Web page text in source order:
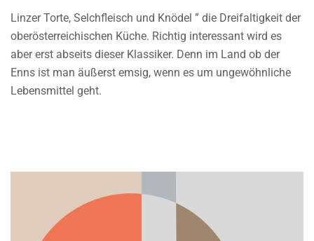
Linzer Torte, Selchfleisch und Knödel ” die Dreifaltigkeit der
oberösterreichischen Küche. Richtig interessant wird es
aber erst abseits dieser Klassiker. Denn im Land ob der
Enns ist man äußerst emsig, wenn es um ungewöhnliche
Lebensmittel geht.